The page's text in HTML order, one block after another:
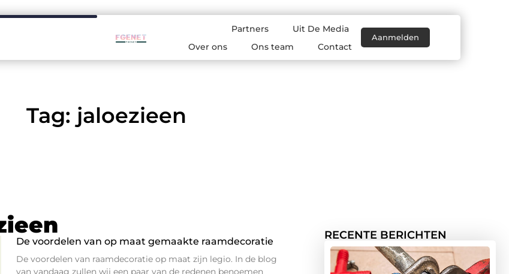
Partners
Uit De Media
Over ons
Ons team Contact
Aanmelden
Tag: jaloezieen
De voordelen van op maat gemaakte raamdecoratie
De voordelen van raamdecoratie op maat zijn legio. In de blog
van vandaag zullen wij een paar van de redenen benoemen
RECENTE BERICHTEN